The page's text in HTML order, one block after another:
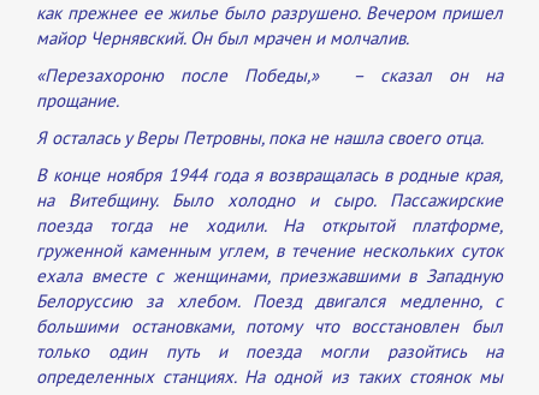
как прежнее ее жилье было разрушено. Вечером пришел
майор Чернявский. Он был мрачен и молчалив.
«Перезахороню после Победы,» – сказал он на
прощание.
Я осталась у Веры Петровны, пока не нашла своего отца.
В конце ноября 1944 года я возвращалась в родные края,
на Витебщину. Было холодно и сыро. Пассажирские
поезда тогда не ходили. На открытой платформе,
груженной каменным углем, в течение нескольких суток
ехала вместе с женщинами, приезжавшими в Западную
Белоруссию за хлебом. Поезд двигался медленно, с
большими остановками, потому что восстановлен был
только один путь и поезда могли разойтись на
определенных станциях. На одной из таких стоянок мы